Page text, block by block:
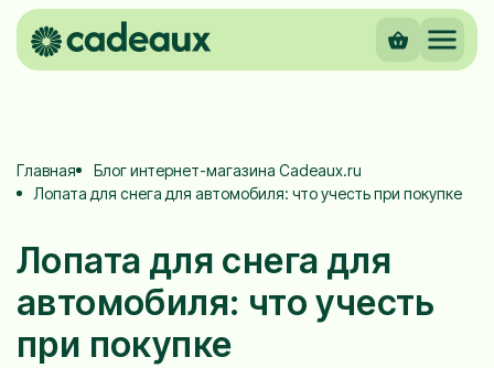
Главная
Блог интернет-магазина Cadeaux.ru
Лопата для снега для автомобиля: что учесть при покупке
Лопата для снега для
автомобиля: что учесть
при покупке